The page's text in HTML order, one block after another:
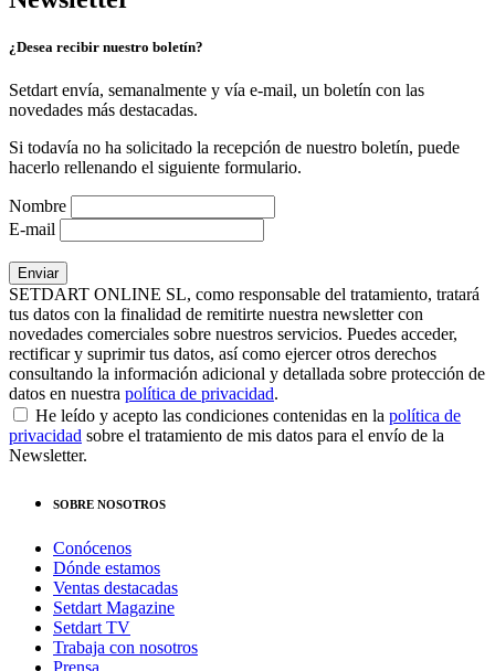
¿Desea recibir nuestro boletín?
Setdart envía, semanalmente y vía e-mail, un boletín con las
novedades más destacadas.
Si todavía no ha solicitado la recepción de nuestro boletín, puede
hacerlo rellenando el siguiente formulario.
Nombre
E-mail
SETDART ONLINE SL, como responsable del tratamiento, tratará
tus datos con la finalidad de remitirte nuestra newsletter con
novedades comerciales sobre nuestros servicios. Puedes acceder,
rectificar y suprimir tus datos, así como ejercer otros derechos
consultando la información adicional y detallada sobre protección de
datos en nuestra política de privacidad.
He leído y acepto las condiciones contenidas en la política de
privacidad sobre el tratamiento de mis datos para el envío de la
Newsletter.
SOBRE NOSOTROS
Conócenos
Dónde estamos
Ventas destacadas
Setdart Magazine
Setdart TV
Trabaja con nosotros